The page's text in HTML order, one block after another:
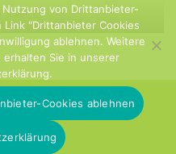
gesucht
von Drittanbieter-
"Drittanbieter Cookies
ablehnen. Weitere
Sie in unserer
Cookies ablehnen